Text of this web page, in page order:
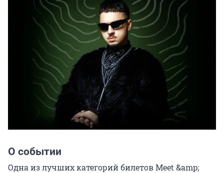
О событии
Одна из лучших категорий билетов Meet &amp;